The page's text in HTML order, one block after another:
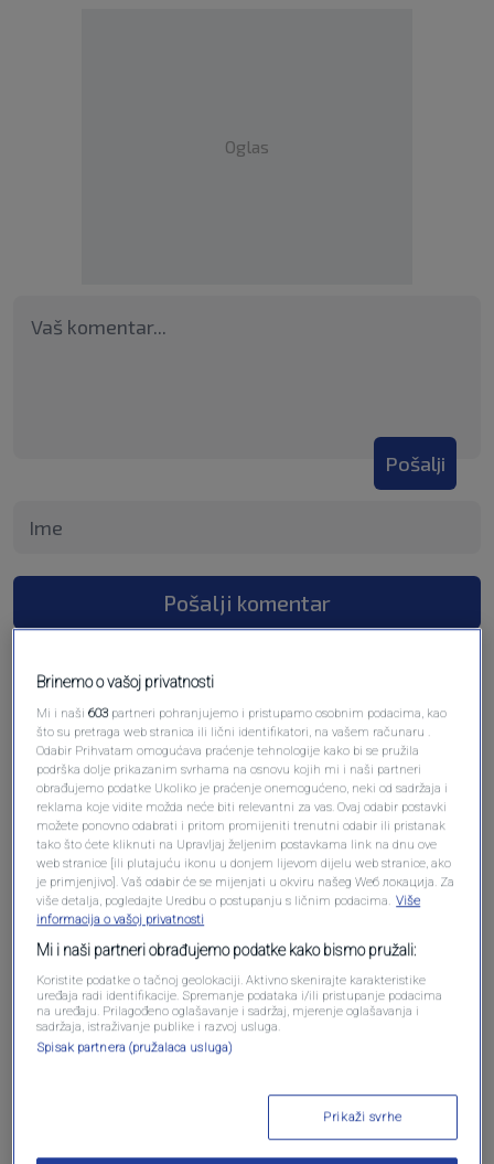
Oglas
Pošalji
Pošalji komentar
Oglas
Brinemo o vašoj privatnosti
Mi i naši603 partneri pohranjujemo i pristupamo osobnim podacima, kao
što su pretraga web stranica ili lični identifikatori, na vašem računaru .
Odabir Prihvatam omogućava praćenje tehnologije kako bi se pružila
podrška dolje prikazanim svrhama na osnovu kojih mi i naši partneri
obrađujemo podatke Ukoliko je praćenje onemogućeno, neki od sadržaja i
reklama koje vidite možda neće biti relevantni za vas. Ovaj odabir postavki
možete ponovno odabrati i pritom promijeniti trenutni odabir ili pristanak
tako što ćete kliknuti na Upravljaj željenim postavkama link na dnu ove
web stranice [ili plutajuću ikonu u donjem lijevom dijelu web stranice, ako
je primjenjivo]. Vaš odabir će se mijenjati u okviru našeg Wеб локација. Za
više detalja, pogledajte Uredbu o postupanju s ličnim podacima. Više
informacija o vašoj privatnosti
Mi i naši partneri obrađujemo podatke kako bismo pružali:
Koristite podatke o tačnoj geolokaciji. Aktivno skenirajte karakteristike
uređaja radi identifikacije. Spremanje podataka i/ili pristupanje podacima
na uređaju. Prilagođeno oglašavanje i sadržaj, mjerenje oglašavanja i
sadržaja, istraživanje publike i razvoj usluga.
Spisak partnera (pružalaca usluga)
Prikaži svrhe